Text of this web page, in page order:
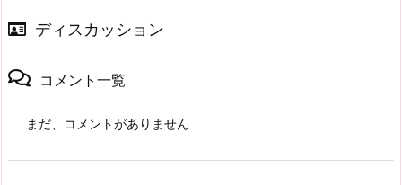
ディスカッション
コメント一覧
まだ、コメントがありません